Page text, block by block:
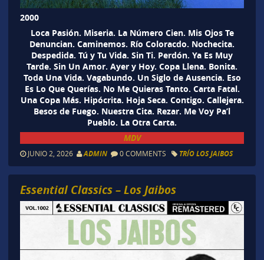
2000
Loca Pasión. Miseria. La Número Cien. Mis Ojos Te
Denuncian. Caminemos. Río Coloracdo. Nochecita.
Despedida. Tú y Tu Vida. Sin Ti. Perdón. Ya Es Muy
Tarde. Sin Un Amor. Ayer y Hoy. Copa Llena. Bonita.
Toda Una Vida. Vagabundo. Un Siglo de Ausencia. Eso
Es Lo Que Querías. No Me Quieras Tanto. Carta Fatal.
Una Copa Más. Hipócrita. Hoja Seca. Contigo. Callejera.
Besos de Fuego. Nuestra Cita. Rezar. Me Voy Pa’l
Pueblo. La Otra Carta.
MDV
JUNIO 2, 2026 ADMIN 0 COMMENTS TRÍO LOS JAIBOS
Essential Classics – Los Jaibos